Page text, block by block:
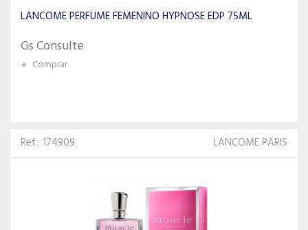
LANCOME PERFUME FEMENINO HYPNOSE EDP 75ML
Gs Consulte
+ Comprar
Ref.: 174909 LANCOME PARIS